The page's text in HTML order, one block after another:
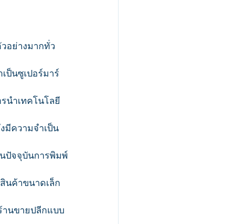
อย่างมากทั่ว
ป็นซูเปอร์มาร์
นำเทคโนโลยี
มีความจำเป็น
ปัจจุบันการพิมพ์
นค้าขนาดเล็ก
านขายปลีกแบบ